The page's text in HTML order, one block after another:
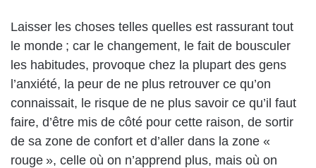
Laisser les choses telles quelles est rassurant tout
le monde ; car le changement, le fait de bousculer
les habitudes, provoque chez la plupart des gens
l’anxiété, la peur de ne plus retrouver ce qu’on
connaissait, le risque de ne plus savoir ce qu’il faut
faire, d’être mis de côté pour cette raison, de sortir
de sa zone de confort et d’aller dans la zone «
rouge », celle où on n’apprend plus, mais où on